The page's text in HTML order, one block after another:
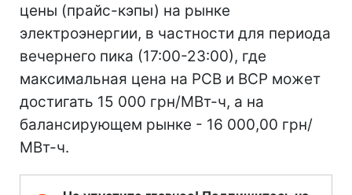
цены (прайс-кэпы) на рынке
электроэнергии, в частности для периода
вечернего пика (17:00-23:00), где
максимальная цена на РСВ и ВСР может
достигать 15 000 грн/МВт-ч, а на
балансирующем рынке - 16 000,00 грн/
МВт-ч.